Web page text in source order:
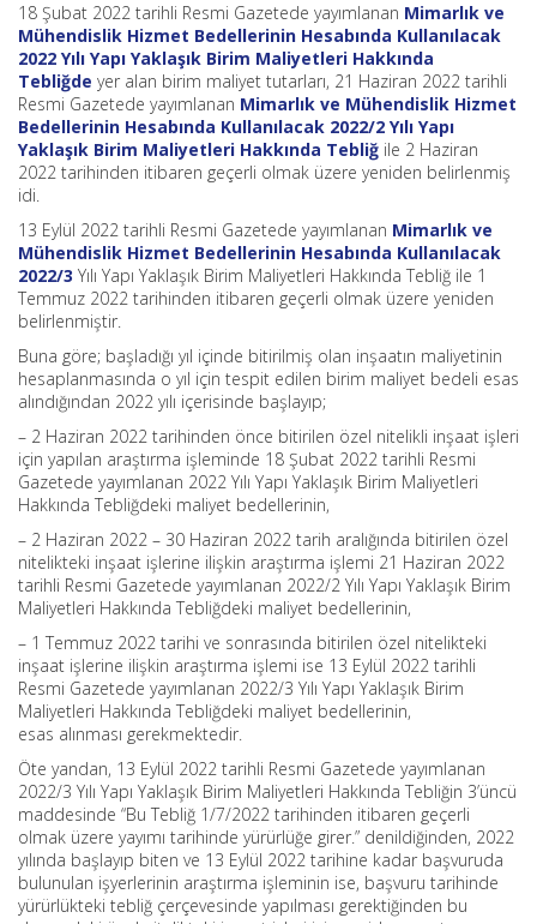
18 Şubat 2022 tarihli Resmi Gazetede yayımlanan Mimarlık ve
Mühendislik Hizmet Bedellerinin Hesabında Kullanılacak
2022 Yılı Yapı Yaklaşık Birim Maliyetleri Hakkında
Tebliğde yer alan birim maliyet tutarları, 21 Haziran 2022 tarihli
Resmi Gazetede yayımlanan Mimarlık ve Mühendislik Hizmet
Bedellerinin Hesabında Kullanılacak 2022/2 Yılı Yapı
Yaklaşık Birim Maliyetleri Hakkında Tebliğ ile 2 Haziran
2022 tarihinden itibaren geçerli olmak üzere yeniden belirlenmiş
idi.
13 Eylül 2022 tarihli Resmi Gazetede yayımlanan Mimarlık ve
Mühendislik Hizmet Bedellerinin Hesabında Kullanılacak
2022/3 Yılı Yapı Yaklaşık Birim Maliyetleri Hakkında Tebliğ ile 1
Temmuz 2022 tarihinden itibaren geçerli olmak üzere yeniden
belirlenmiştir.
Buna göre; başladığı yıl içinde bitirilmiş olan inşaatın maliyetinin
hesaplanmasında o yıl için tespit edilen birim maliyet bedeli esas
alındığından 2022 yılı içerisinde başlayıp;
– 2 Haziran 2022 tarihinden önce bitirilen özel nitelikli inşaat işleri
için yapılan araştırma işleminde 18 Şubat 2022 tarihli Resmi
Gazetede yayımlanan 2022 Yılı Yapı Yaklaşık Birim Maliyetleri
Hakkında Tebliğdeki maliyet bedellerinin,
– 2 Haziran 2022 – 30 Haziran 2022 tarih aralığında bitirilen özel
nitelikteki inşaat işlerine ilişkin araştırma işlemi 21 Haziran 2022
tarihli Resmi Gazetede yayımlanan 2022/2 Yılı Yapı Yaklaşık Birim
Maliyetleri Hakkında Tebliğdeki maliyet bedellerinin,
– 1 Temmuz 2022 tarihi ve sonrasında bitirilen özel nitelikteki
inşaat işlerine ilişkin araştırma işlemi ise 13 Eylül 2022 tarihli
Resmi Gazetede yayımlanan 2022/3 Yılı Yapı Yaklaşık Birim
Maliyetleri Hakkında Tebliğdeki maliyet bedellerinin,
esas alınması gerekmektedir.
Öte yandan, 13 Eylül 2022 tarihli Resmi Gazetede yayımlanan
2022/3 Yılı Yapı Yaklaşık Birim Maliyetleri Hakkında Tebliğin 3’üncü
maddesinde “Bu Tebliğ 1/7/2022 tarihinden itibaren geçerli
olmak üzere yayımı tarihinde yürürlüğe girer.” denildiğinden, 2022
yılında başlayıp biten ve 13 Eylül 2022 tarihine kadar başvuruda
bulunulan işyerlerinin araştırma işleminin ise, başvuru tarihinde
yürürlükteki tebliğ çerçevesinde yapılması gerektiğinden bu